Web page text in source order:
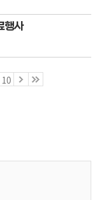
행사
10